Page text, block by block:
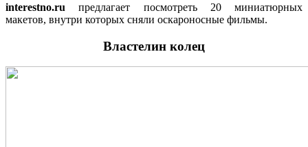
interestno.ru предлагает посмотреть 20 миниатюрных
макетов, внутри которых сняли оскароносные фильмы.
Властелин колец